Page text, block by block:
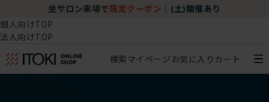
坐サロン来場で 限定クーポン (土)開催あり
個人向けTOP
法人向けTOP
検索マイページ お気に入り カート